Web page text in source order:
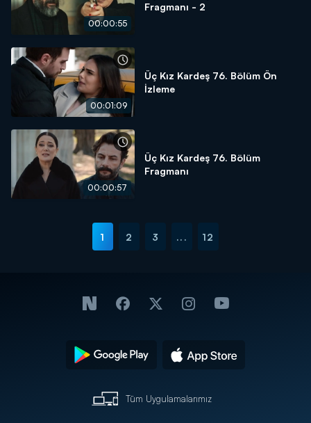
00:00:55
Fragmanı - 2
00:01:09
Üç Kız Kardeş 76. Bölüm Ön
İzleme
00:00:57
Üç Kız Kardeş 76. Bölüm
Fragmanı
1 2 3 ... 12
Tüm Uygulamalarımız